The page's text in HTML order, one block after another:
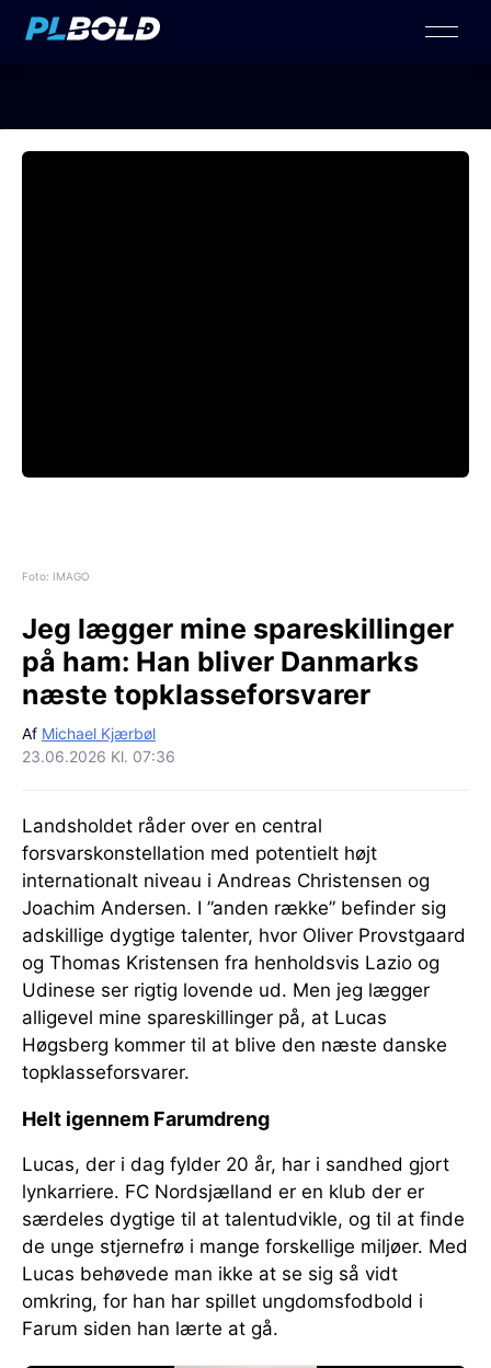
Foto: IMAGO
Jeg lægger mine spareskillinger
på ham: Han bliver Danmarks
næste topklasseforsvarer
Af Michael Kjærbøl
23.06.2026 Kl. 07:36
Landsholdet råder over en central
forsvarskonstellation med potentielt højt
internationalt niveau i Andreas Christensen og
Joachim Andersen. I ”anden række” befinder sig
adskillige dygtige talenter, hvor Oliver Provstgaard
og Thomas Kristensen fra henholdsvis Lazio og
Udinese ser rigtig lovende ud. Men jeg lægger
alligevel mine spareskillinger på, at Lucas
Høgsberg kommer til at blive den næste danske
topklasseforsvarer.
Helt igennem Farumdreng
Lucas, der i dag fylder 20 år, har i sandhed gjort
lynkarriere. FC Nordsjælland er en klub der er
særdeles dygtige til at talentudvikle, og til at finde
de unge stjernefrø i mange forskellige miljøer. Med
Lucas behøvede man ikke at se sig så vidt
omkring, for han har spillet ungdomsfodbold i
Farum siden han lærte at gå.